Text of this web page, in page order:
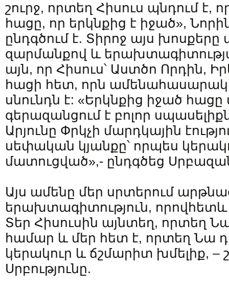
շուրջ, որտեղ Հիսուս պնդում է,
հացը, որ երկնքից է իջած»,
ընդգծում է. Տիրոջ այս խոսքերը
զարմանքով և
այն, որ Հիսուս՝ Աստծո Որդին,
հացի հետ, որն
սնունդն է: «Երկնքից իջած
գերազանցում է բոլոր
Արյունը Փրկչի մարդկային
սեփական կյանքը՝ որպես
մատուցված»,- ընդգծեց
Այս ամենը մեր սրտերում
երախտագիտություն, որովհետև
Տեր Հիսուսին այնտեղ, որտեղ
համար և մեր հետ է, որտեղ Նա
կերակուր և ճշմարիտ խմելիք, –
Սրբությունը.